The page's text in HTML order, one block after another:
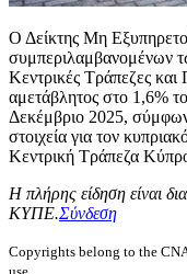
Ο Δείκτης Μη
συμπεριλαμβανομένων
Κεντρικές Τράπεζες και
αμετάβλητος στο 1,6%
Δεκέμβριο 2025,
στοιχεία για τον
Κεντρική Τράπεζα
Η πλήρης είδηση είναι
ΚΥΠΕ.Σύνδεση
Copyrights belong to the